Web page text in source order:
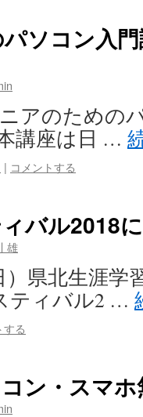
パソコン入
アのための
講座は日 …
| コメントする
バル2018
雄
）県北生涯学
ティバル2 …
する
ン・スマ